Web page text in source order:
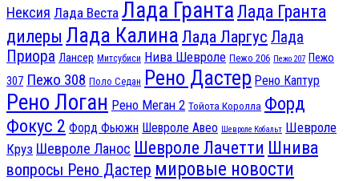
Нексия Лада Веста Лада Гранта Лада Гранта
дилеры Лада Калина Лада Ларгус Лада
Приора Лансер Митсубиси Нива Шевроле Пежо 206 Пежо 207 Пежо
307 Пежо 308 Поло Седан Рено Дастер Рено Каптур
Рено Логан Рено Меган 2 Тойота Королла Форд
Фокус 2 Форд Фьюжн Шевроле Авео Шевроле Кобальт Шевроле
Круз Шевроле Ланос Шевроле Лачетти Шнива
вопросы Рено Дастер мировые новости